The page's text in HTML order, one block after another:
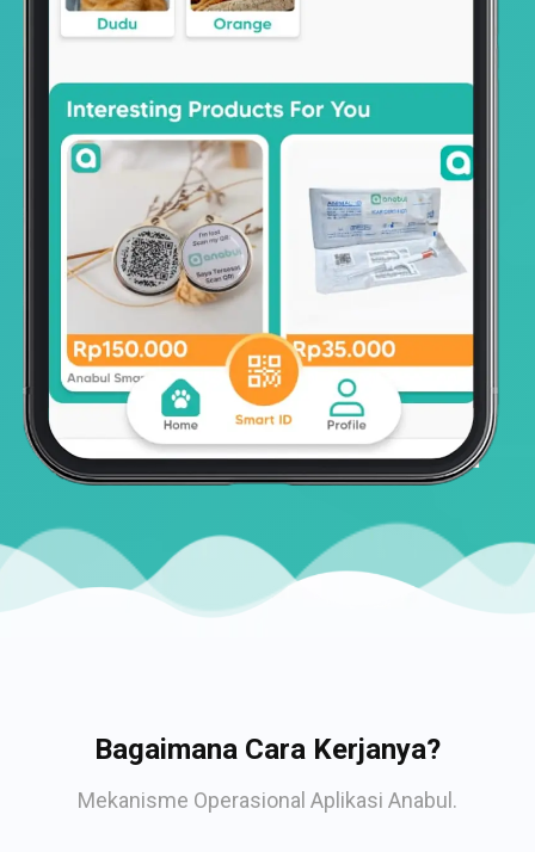
Bagaimana Cara Kerjanya?
Mekanisme Operasional Aplikasi Anabul.